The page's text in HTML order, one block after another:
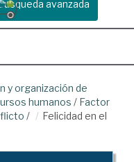
avanzada
y organización de
humanos / Factor
/
Felicidad en el